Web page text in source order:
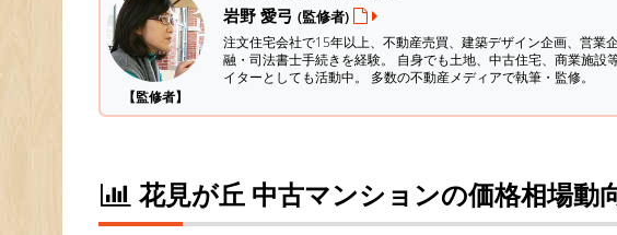
【監修者】
岩野 愛弓 (監修者)
注文住宅会社で15年以上、不動産売買、建築デザイン企画、営業
融・司法書士手続きを経験。 自身でも土地、中古住宅、商業施設
イターとしても活動中。 多数の不動産メディアで執筆・監修。
花見が丘 中古マンションの価格相場動